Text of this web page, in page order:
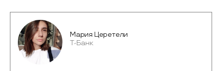
Мария Церетели
Т-Банк